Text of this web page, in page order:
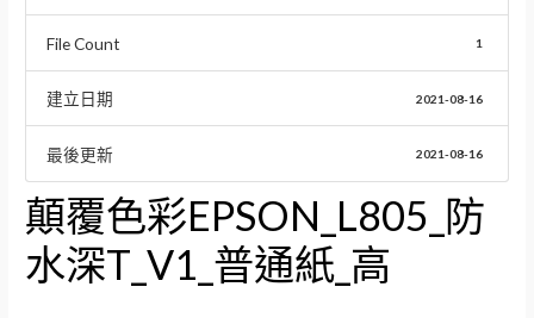
File Count 1
建立日期 2021-08-16
最後更新 2021-08-16
顛覆色彩EPSON_L805_防
水深T_V1_普通紙_高